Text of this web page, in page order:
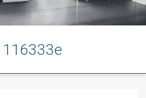
116333e